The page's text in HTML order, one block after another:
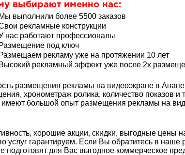
выбирают именно нас:
выполнили более 5500 заказов
рекламные конструкции
нас работают профессионалы
под ключ
рекламу уже на протяжении 10 лет
рекламный эффект уже после 2х
размещения рекламы на видеоэкране в
хронометраж ролика, количество показов
имеют большой опыт размещения рекламы на
хорошие акции, скидки, выгодные цены
услуг гарантируем. Если Вы обратитесь в
подготовят для Вас выгодное коммерческое